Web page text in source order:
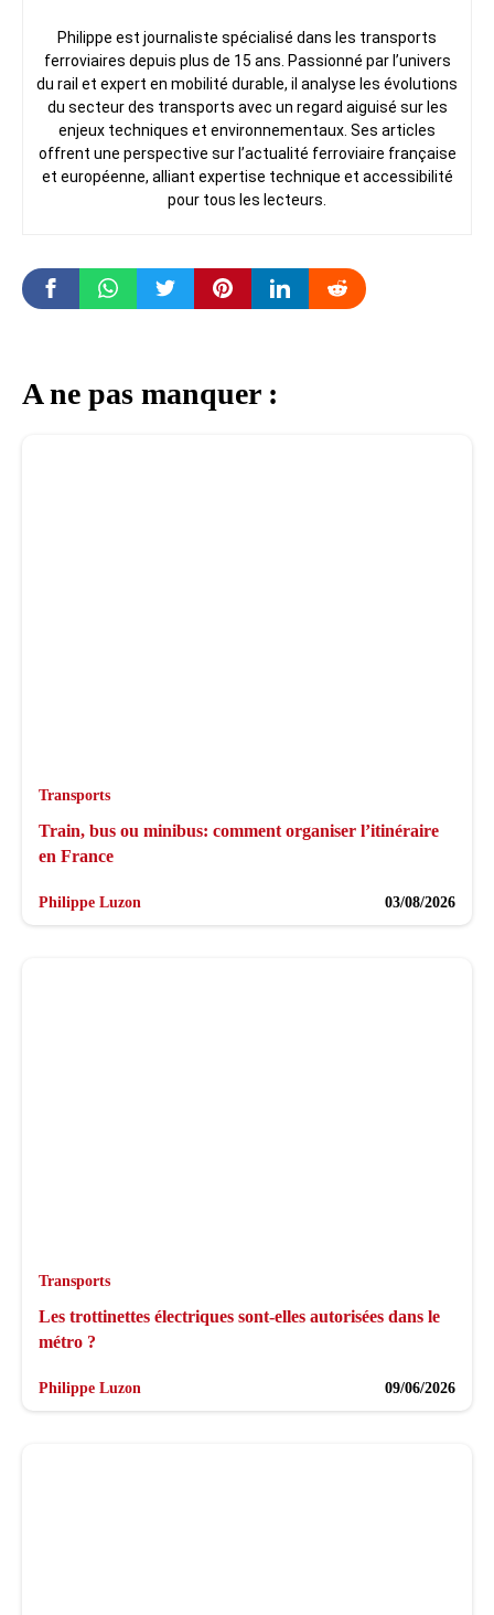
Philippe est journaliste spécialisé dans les transports
ferroviaires depuis plus de 15 ans. Passionné par l’univers
du rail et expert en mobilité durable, il analyse les évolutions
du secteur des transports avec un regard aiguisé sur les
enjeux techniques et environnementaux. Ses articles
offrent une perspective sur l’actualité ferroviaire française
et européenne, alliant expertise technique et accessibilité
pour tous les lecteurs.
A ne pas manquer :
Transports
Train, bus ou minibus: comment organiser l’itinéraire
en France
Philippe Luzon 03/08/2026
Transports
Les trottinettes électriques sont-elles autorisées dans le
métro ?
Philippe Luzon 09/06/2026